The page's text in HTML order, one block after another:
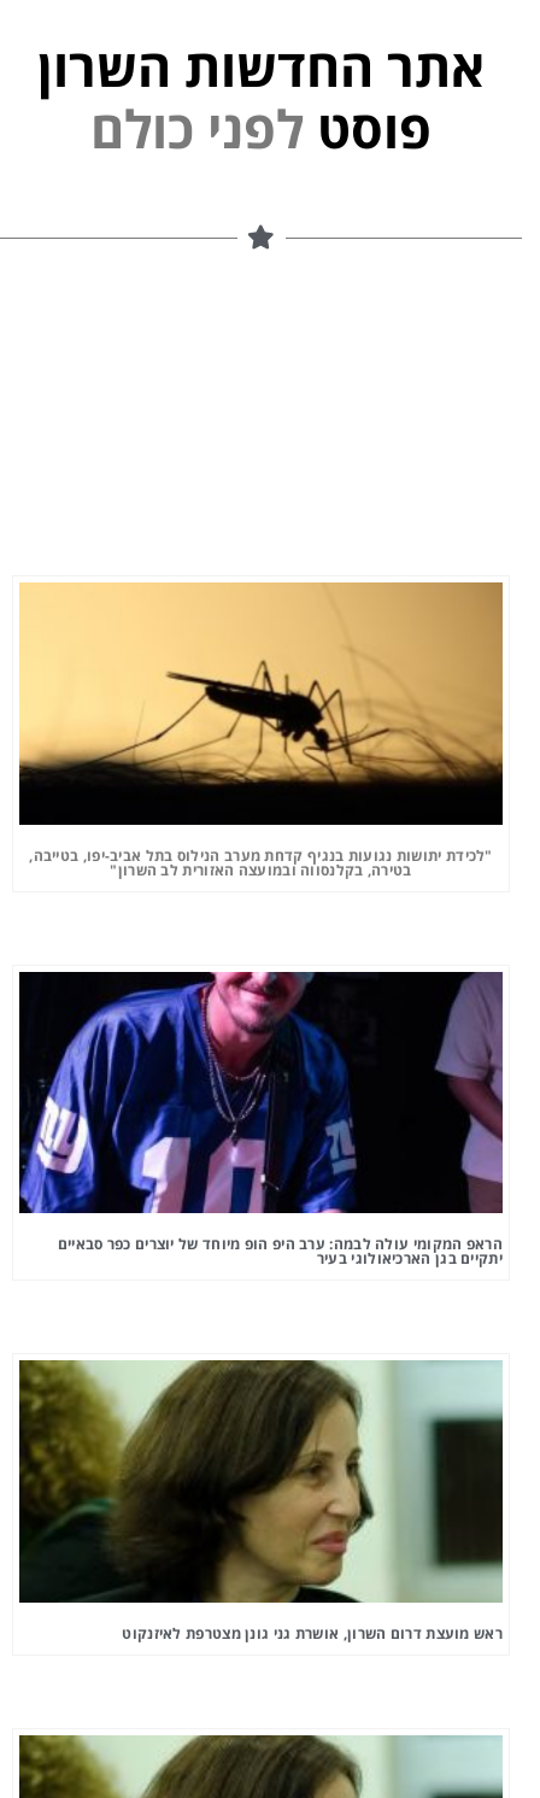
אתר החדשות השרון
פוסט
"לכידת יתושות נגועות בנגיף קדחת מערב הנילוס בתל אביב-יפו, בטייבה,
בטירה, בקלנסווה ובמועצה האזורית לב השרון"
הראפ המקומי עולה לבמה: ערב היפ הופ מיוחד של יוצרים כפר סבאיים
יתקיים בגן הארכיאולוגי בעיר
ראש מועצת דרום השרון, אושרת גני גונן מצטרפת לאיזנקוט